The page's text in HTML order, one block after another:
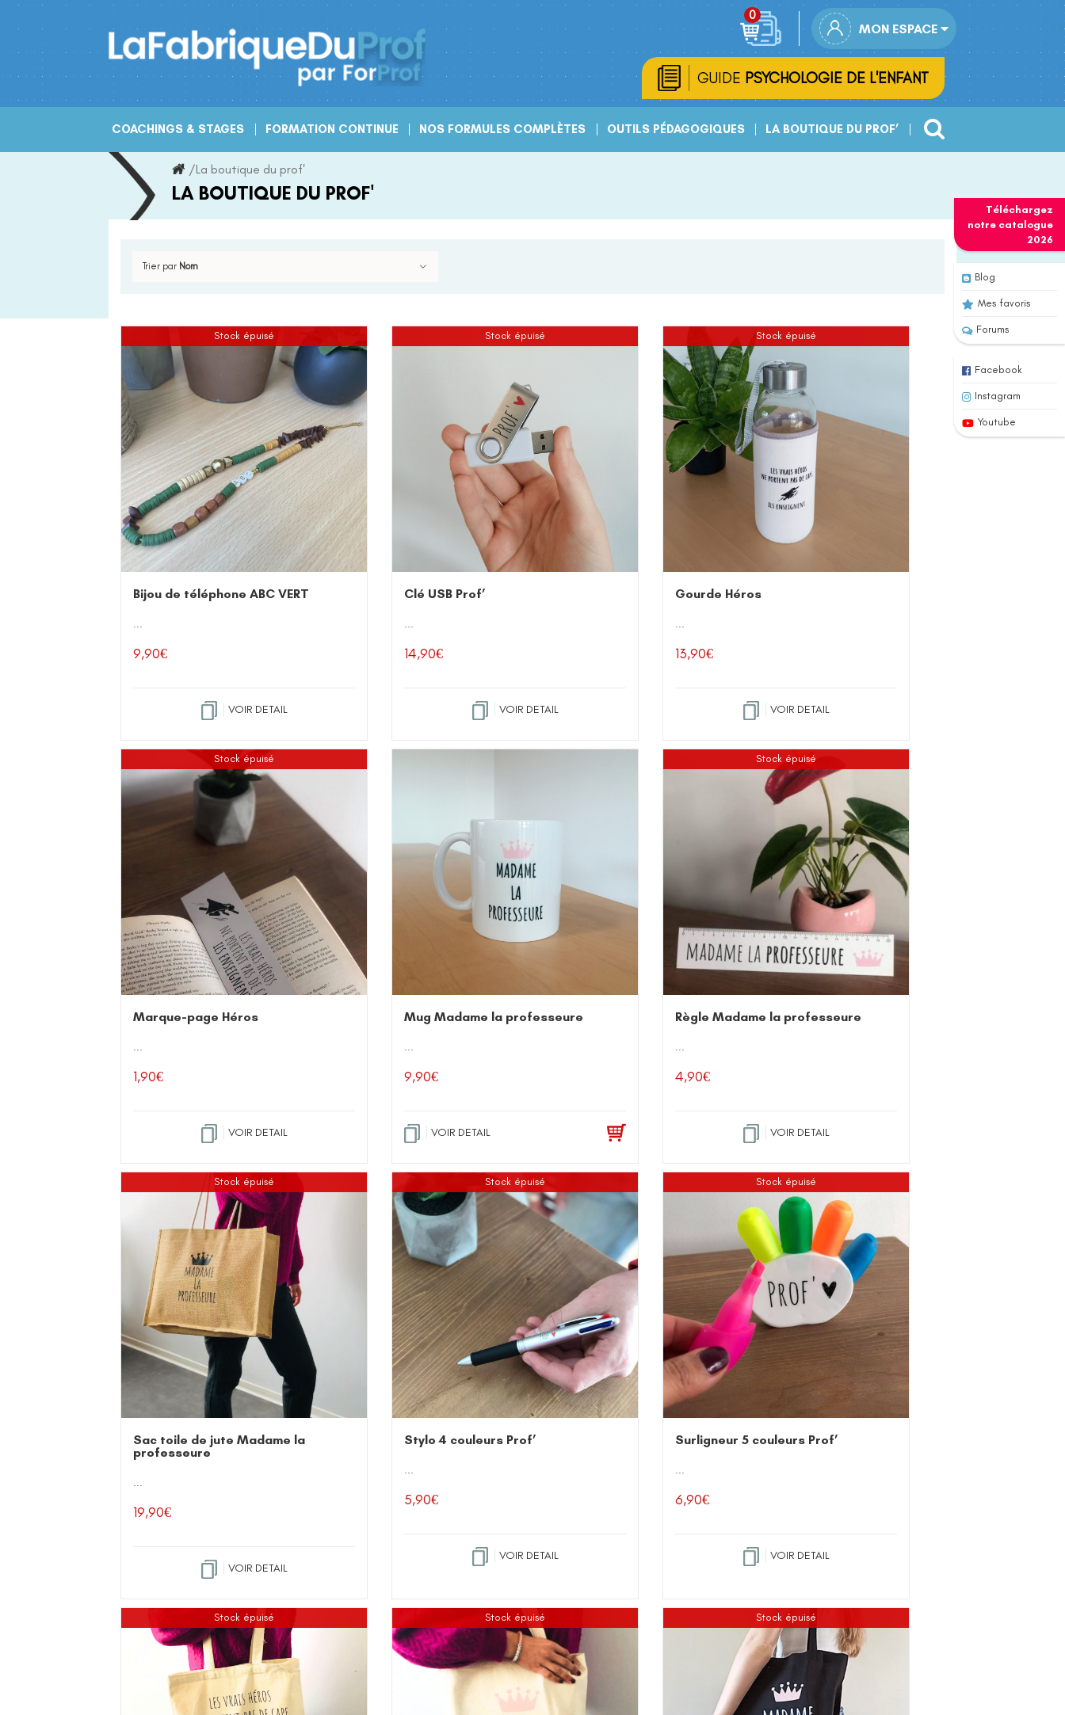
Téléchargez
notre catalogue
2026
Blog
Mes favoris
Forums
Facebook
Instagram
Youtube
Skip
to
MON ESPACE
GUIDE PSYCHOLOGIE DE L'ENFANT
COACHINGS & STAGES FORMATION CONTINUE NOS FORMULES COMPLÈTES OUTILS PÉDAGOGIQUES LA BOUTIQUE DU PROF’
/La boutique du prof'
LA BOUTIQUE DU PROF'
Trier par Nom
Stock épuisé
Bijou de téléphone ABC VERT
...
9,90€
VOIR DETAIL
Stock épuisé
Clé USB Prof’
...
14,90€
VOIR DETAIL
Stock épuisé
Gourde Héros
...
13,90€
VOIR DETAIL
Stock épuisé
Marque-page Héros
...
1,90€
VOIR DETAIL
Mug Madame la professeure
...
9,90€
VOIR DETAIL
Stock épuisé
Règle Madame la professeure
...
4,90€
VOIR DETAIL
Stock épuisé
Sac toile de jute Madame la
professeure
...
19,90€
VOIR DETAIL
Stock épuisé
Stylo 4 couleurs Prof’
...
5,90€
VOIR DETAIL
Stock épuisé
Surligneur 5 couleurs Prof’
...
6,90€
VOIR DETAIL
Stock épuisé Stock épuisé Stock épuisé